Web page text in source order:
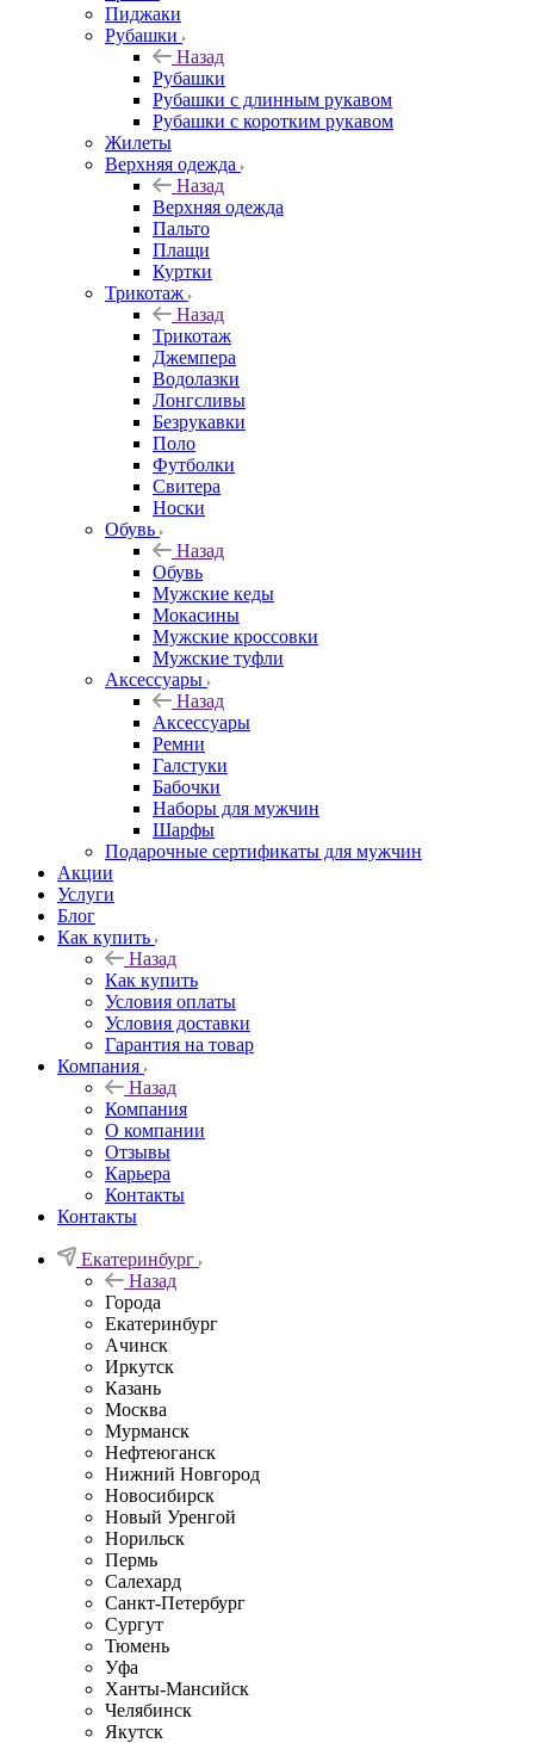
Пиджаки
Рубашки
Назад
Рубашки
Рубашки с длинным рукавом
Рубашки с коротким рукавом
Жилеты
Верхняя одежда
Назад
Верхняя одежда
Пальто
Плащи
Куртки
Трикотаж
Назад
Трикотаж
Джемпера
Водолазки
Лонгсливы
Безрукавки
Поло
Футболки
Свитера
Носки
Обувь
Назад
Обувь
Мужские кеды
Мокасины
Мужские кроссовки
Мужские туфли
Аксессуары
Назад
Аксессуары
Ремни
Галстуки
Бабочки
Наборы для мужчин
Шарфы
Подарочные сертификаты для мужчин
Акции
Услуги
Блог
Как купить
Назад
Как купить
Условия оплаты
Условия доставки
Гарантия на товар
Компания
Назад
Компания
О компании
Отзывы
Карьера
Контакты
Контакты
Екатеринбург
Назад
Города
Екатеринбург
Ачинск
Иркутск
Казань
Москва
Мурманск
Нефтеюганск
Нижний Новгород
Новосибирск
Новый Уренгой
Норильск
Пермь
Салехард
Санкт-Петербург
Сургут
Тюмень
Уфа
Ханты-Мансийск
Челябинск
Якутск